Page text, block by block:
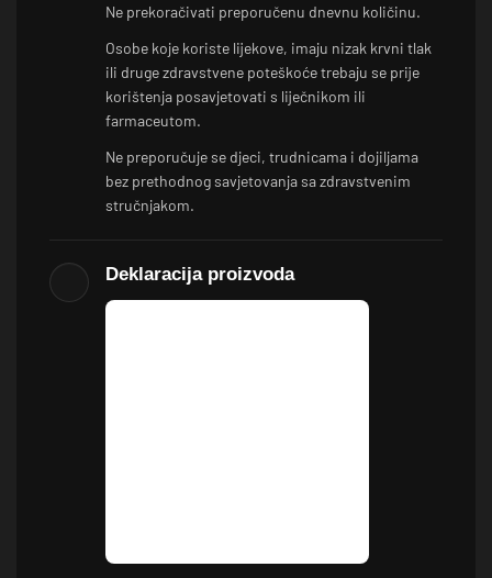
Ne prekoračivati preporučenu dnevnu količinu.
Osobe koje koriste lijekove, imaju nizak krvni tlak
ili druge zdravstvene poteškoće trebaju se prije
korištenja posavjetovati s liječnikom ili
farmaceutom.
Ne preporučuje se djeci, trudnicama i dojiljama
bez prethodnog savjetovanja sa zdravstvenim
stručnjakom.
Deklaracija proizvoda